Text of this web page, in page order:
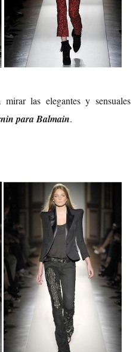
las elegantes y sensuales
para Balmain.